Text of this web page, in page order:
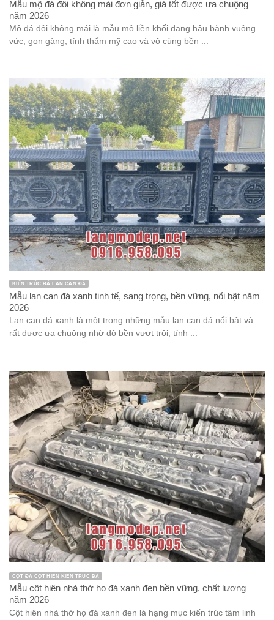
Mẫu mộ đá đôi không mái đơn giản, giá tốt được ưa chuộng
năm 2026
Mộ đá đôi không mái là mẫu mộ liền khối dạng hậu bành vuông
vức, gọn gàng, tính thẩm mỹ cao và vô cùng bền ...
KIẾN TRÚC ĐÁ LAN CAN ĐÁ
Mẫu lan can đá xanh tinh tế, sang trọng, bền vững, nổi bật năm
2026
Lan can đá xanh là một trong những mẫu lan can đá nổi bật và
rất được ưa chuộng nhờ độ bền vượt trội, tính ...
CỘT ĐÁ CỘT HIÊN KIẾN TRÚC ĐÁ
Mẫu cột hiên nhà thờ họ đá xanh đen bền vững, chất lượng
năm 2026
Cột hiên nhà thờ họ đá xanh đen là hạng mục kiến trúc tâm linh